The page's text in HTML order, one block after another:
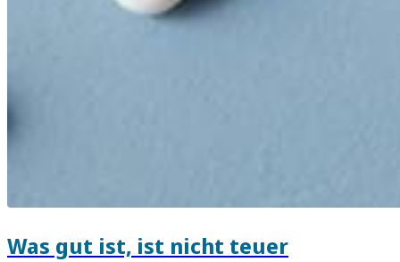
Was gut ist, ist nicht teuer